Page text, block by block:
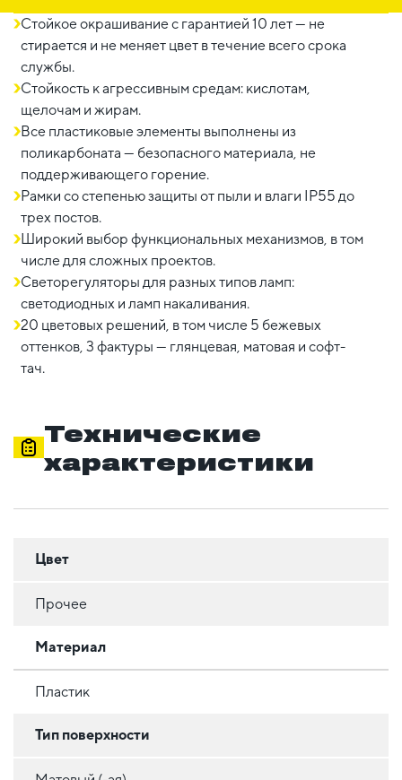
Стойкое окрашивание с гарантией 10 лет — не
стирается и не меняет цвет в течение всего срока
службы.
Стойкость к агрессивным средам: кислотам,
щелочам и жирам.
Все пластиковые элементы выполнены из
поликарбоната — безопасного материала, не
поддерживающего горение.
Рамки со степенью защиты от пыли и влаги IP55 до
трех постов.
Широкий выбор функциональных механизмов, в том
числе для сложных проектов.
Светорегуляторы для разных типов ламп:
светодиодных и ламп накаливания.
20 цветовых решений, в том числе 5 бежевых
оттенков, 3 фактуры — глянцевая, матовая и софт-
тач.
Технические
характеристики
Цвет
Прочее
Материал
Пластик
Тип поверхности